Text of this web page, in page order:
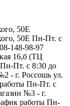
50Е
50Е Пн-Пт. с
148-98-97
16,б (ТЦ
Пт. с 8:30 до
- г. Россошь ул.
Пн-Пт. с
№3 - г.
работы Пн-